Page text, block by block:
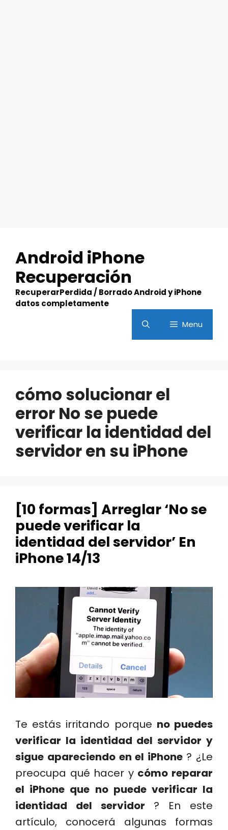
content
Android iPhone
Recuperación
RecuperarPerdida / Borrado Android y iPhone
datos completamente
Menu
cómo solucionar el
error No se puede
verificar la identidad del
servidor en su iPhone
[10 formas] Arreglar ‘No se
puede verificar la
identidad del servidor’ En
iPhone 14/13
Te estás irritando porque no puedes
verificar la identidad del servidor y
sigue apareciendo en el iPhone ? ¿Le
preocupa qué hacer y cómo reparar
el iPhone que no puede verificar la
identidad del servidor ? En este
artículo, conocerá algunas formas